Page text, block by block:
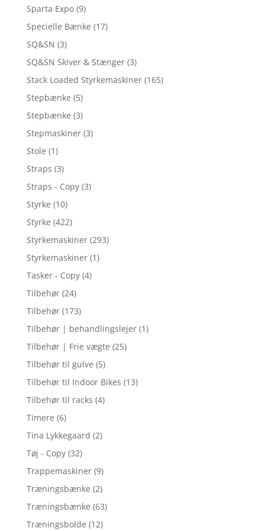
Sparta Expo (9)
Specielle Bænke (17)
SQ&SN (3)
SQ&SN Skiver & Stænger (3)
Stack Loaded Styrkemaskiner (165)
Stepbænke (5)
Stepbænke (3)
Stepmaskiner (3)
Stole (1)
Straps (3)
Straps - Copy (3)
Styrke (10)
Styrke (422)
Styrkemaskiner (293)
Styrkemaskiner (1)
Tasker - Copy (4)
Tilbehør (24)
Tilbehør (173)
Tilbehør | behandlingslejer (1)
Tilbehør | Frie vægte (25)
Tilbehør til gulve (5)
Tilbehør til Indoor Bikes (13)
Tilbehør til racks (4)
Timere (6)
Tina Lykkegaard (2)
Tøj - Copy (32)
Trappemaskiner (9)
Træningsbænke (2)
Træningsbænke (63)
Træningsbolde (12)